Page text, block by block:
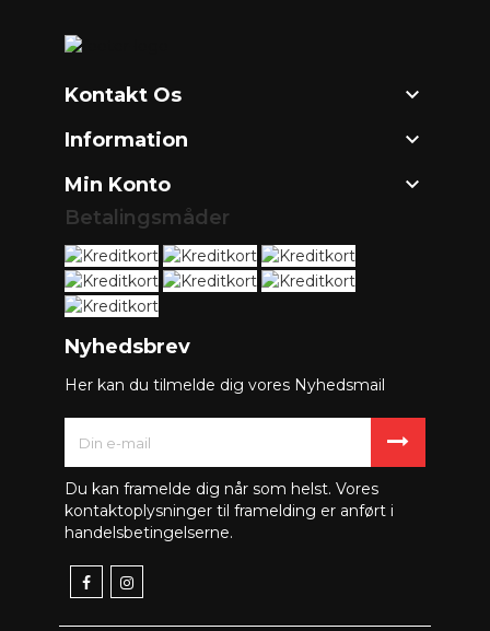
Kontakt Os 
Information 
Min Konto 
Betalingsmåder
Nyhedsbrev
Her kan du tilmelde dig vores Nyhedsmail
Du kan framelde dig når som helst. Vores
kontaktoplysninger til framelding er anført i
handelsbetingelserne.